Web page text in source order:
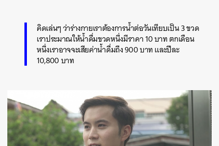
คิดเล่นๆ ว่าร่างกายเราต้องการน้ำต่อวันเทียบเป็น 3 ขวด
เราประมาณให้น้ำดื่มขวดหนึ่งมีราคา 10 บาท ตกเดือน
หนึ่งเราอาจจะเสียค่าน้ำดื่มถึง 900 บาท และปีละ
10,800 บาท